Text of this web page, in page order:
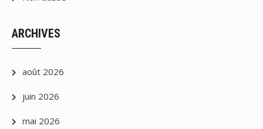
ARCHIVES
août 2026
juin 2026
mai 2026